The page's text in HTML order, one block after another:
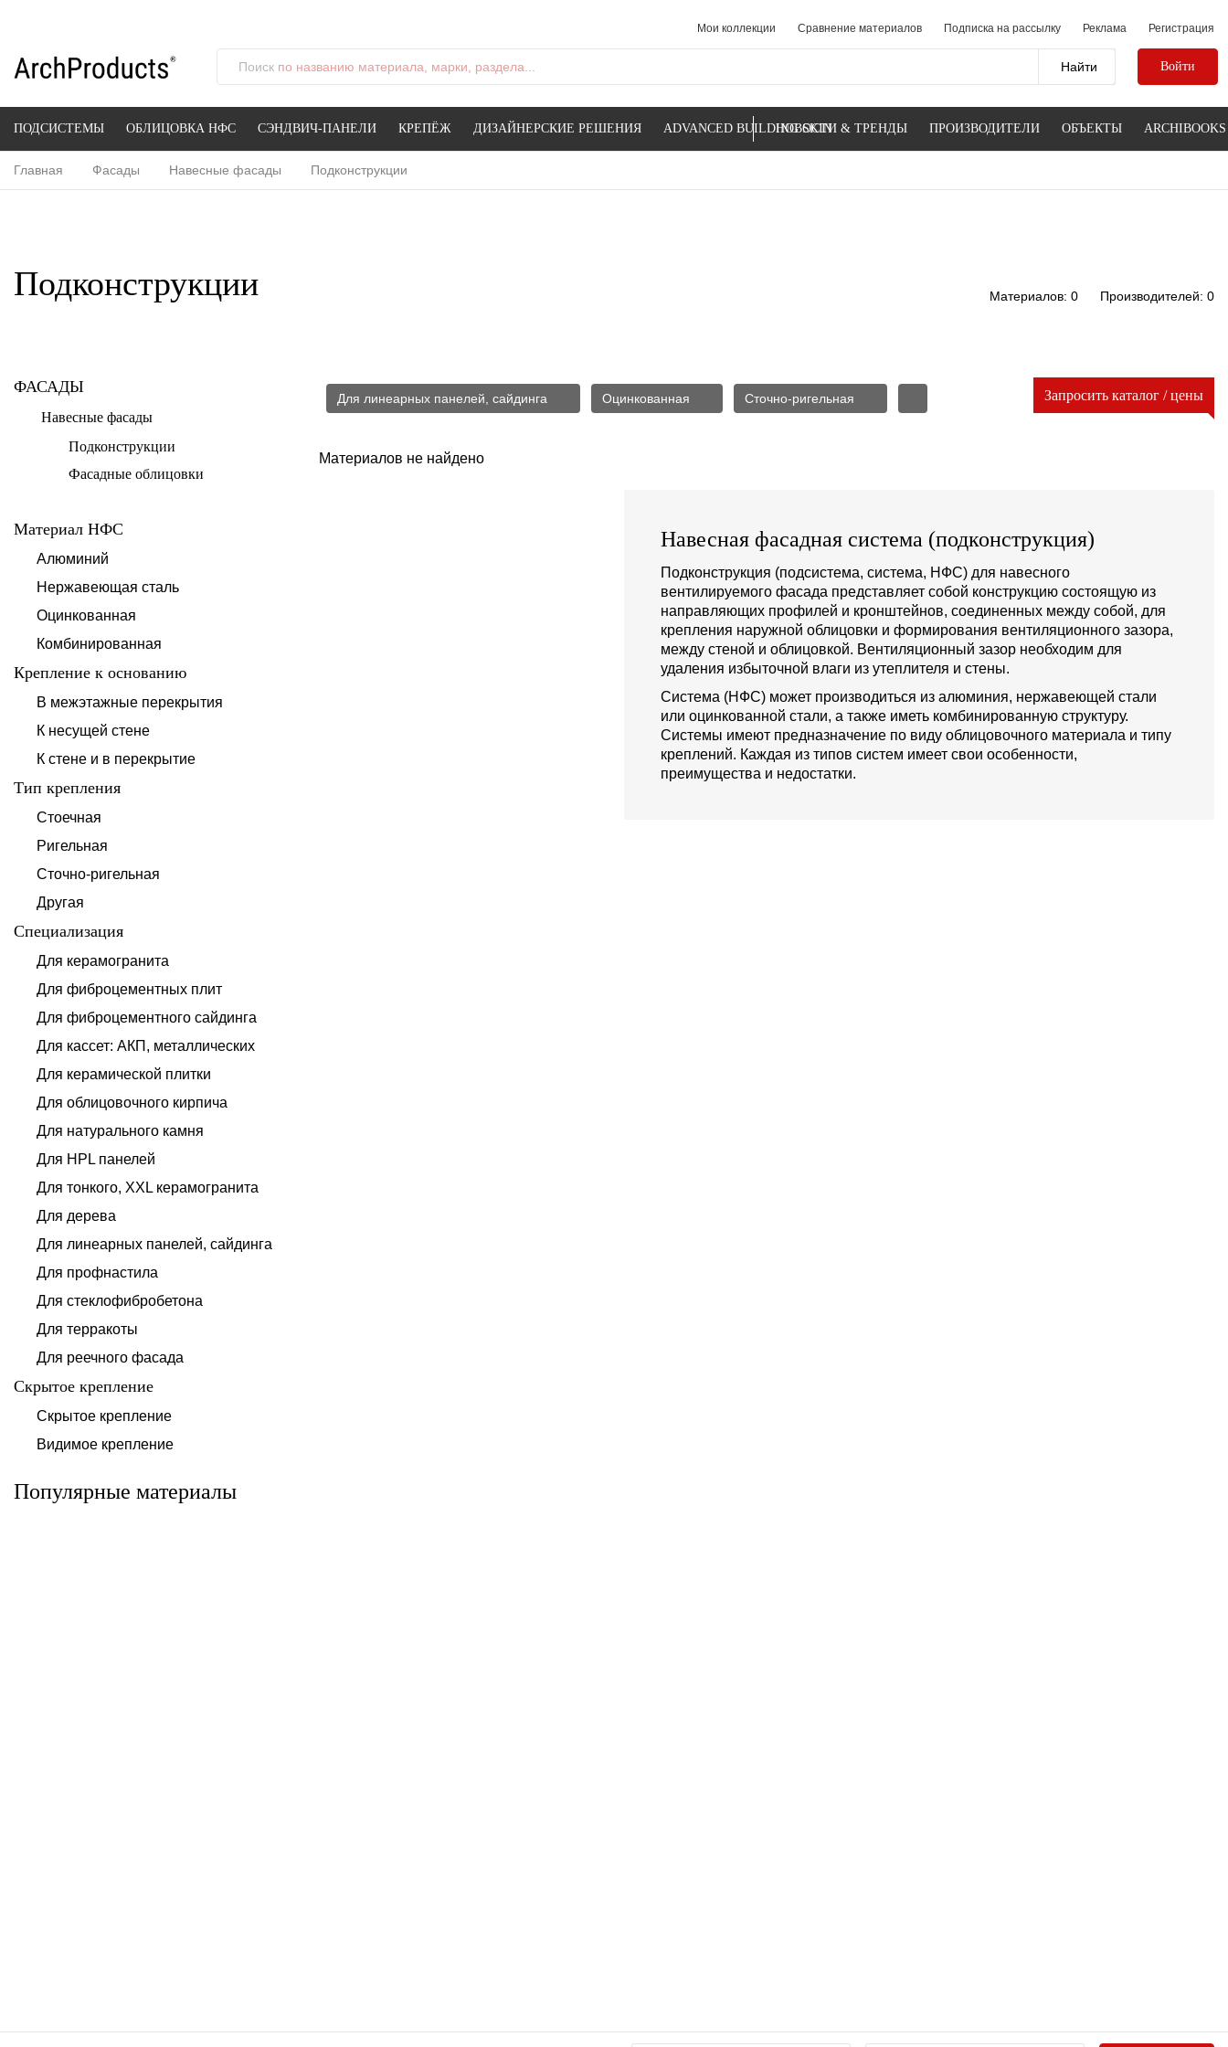
Мои коллекции Сравнение материалов Подписка на рассылку Реклама Регистрация
Поиск по названию материала, марки, раздела... Войти
ПОДСИСТЕМЫ ОБЛИЦОВКА НФС СЭНДВИЧ-ПАНЕЛИ КРЕПЁЖ ДИЗАЙНЕРСКИЕ РЕШЕНИЯ ADVANCED BUILDING SKINНОВОСТИ & ТРЕНДЫ ПРОИЗВОДИТЕЛИ ОБЪЕКТЫ ARCHIBOOKS
Главная Фасады Навесные фасады Подконструкции
Подконструкции Материалов: 0 Производителей: 0
ФАСАДЫ
Навесные фасады
Подконструкции
Фасадные облицовки
Материал НФС
Алюминий
Нержавеющая сталь
Оцинкованная
Комбинированная
Крепление к основанию
В межэтажные перекрытия
К несущей стене
К стене и в перекрытие
Тип крепления
Стоечная
Ригельная
Сточно-ригельная
Другая
Специализация
Для керамогранита
Для фиброцементных плит
Для фиброцементного сайдинга
Для кассет: АКП, металлических
Для керамической плитки
Для облицовочного кирпича
Для натурального камня
Для HPL панелей
Для тонкого, XXL керамогранита
Для дерева
Для линеарных панелей, сайдинга
Для профнастила
Для стеклофибробетона
Для терракоты
Для реечного фасада
Скрытое крепление
Скрытое крепление
Видимое крепление
Популярные материалы
Система для
облицовки
клинкерными
плитками «под
Альтернатива
Альтернатива
Для линеарных панелей, сайдинга Оцинкованная Сточно-ригельная Запросить каталог / цены
Материалов не найдено
Навесная фасадная система (подконструкция)
Подконструкция (подсистема, система, НФС) для навесного
вентилируемого фасада представляет собой конструкцию состоящую из
направляющих профилей и кронштейнов, соединенных между собой, для
крепления наружной облицовки и формирования вентиляционного зазора,
между стеной и облицовкой. Вентиляционный зазор необходим для
удаления избыточной влаги из утеплителя и стены.
Система (НФС) может производиться из алюминия, нержавеющей стали
или оцинкованной стали, а также иметь комбинированную структуру.
Системы имеют предназначение по виду облицовочного материала и типу
креплений. Каждая из типов систем имеет свои особенности,
преимущества и недостатки.